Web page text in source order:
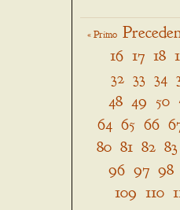
« Primo
16 17 18
32 33 34
48 49 50
64 65 66
80 81 82 83
96 97 98
109 110